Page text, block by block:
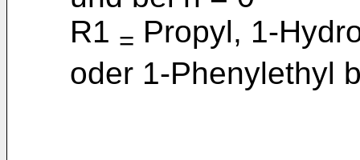
R1 = Propyl, 1-
oder 1-Phenylethyl